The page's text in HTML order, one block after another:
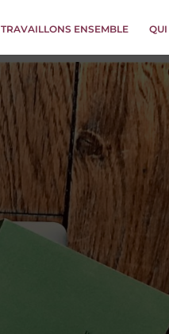
TRAVAILLONS ENSEMBLE QUI